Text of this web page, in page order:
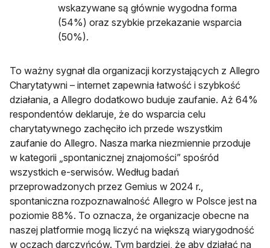
wskazywane są głównie wygodna forma
(54%) oraz szybkie przekazanie wsparcia
(50%).
To ważny sygnał dla organizacji korzystających z Allegro
Charytatywni – internet zapewnia łatwość i szybkość
działania, a Allegro dodatkowo buduje zaufanie. Aż 64%
respondentów deklaruje, że do wsparcia celu
charytatywnego zachęciło ich przede wszystkim
zaufanie do Allegro. Nasza marka niezmiennie przoduje
w kategorii „spontanicznej znajomości” spośród
wszystkich e-serwisów. Według badań
przeprowadzonych przez Gemius w 2024 r.,
spontaniczna rozpoznawalność Allegro w Polsce jest na
poziomie 88%. To oznacza, że organizacje obecne na
naszej platformie mogą liczyć na większą wiarygodność
w oczach darczyńców. Tym bardziej, że aby działać na